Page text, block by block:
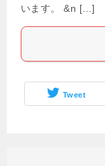
います。 &n […]
Tweet